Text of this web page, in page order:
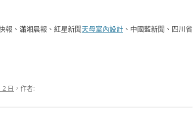
報、瀟湘晨報、紅星新聞天母室內設計 、中國藍新聞、四川省
2 日 ，作者: